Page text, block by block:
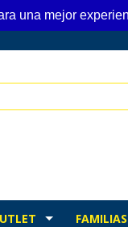
una mejor
FAMILIAS